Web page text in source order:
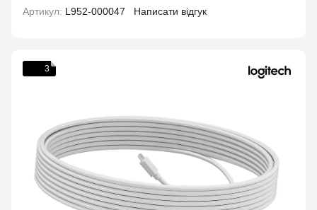
Артикул: L952-000047 Написати відгук
3